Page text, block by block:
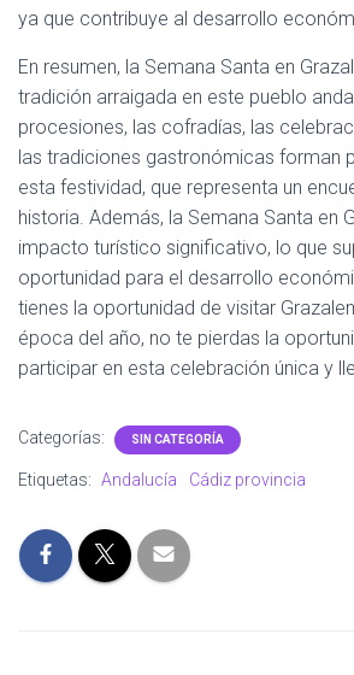
ya que contribuye al desarrollo
En resumen, la Semana Santa en
tradición arraigada en este pueblo
procesiones, las cofradías, las
las tradiciones gastronómicas forman
esta festividad, que representa un
historia. Además, la Semana Santa en
impacto turístico significativo, lo que
oportunidad para el desarrollo
tienes la oportunidad de visitar
época del año, no te pierdas la
participar en esta celebración única y
Categorías: SIN CATEGORÍA
Etiquetas: Andalucía Cádiz provincia